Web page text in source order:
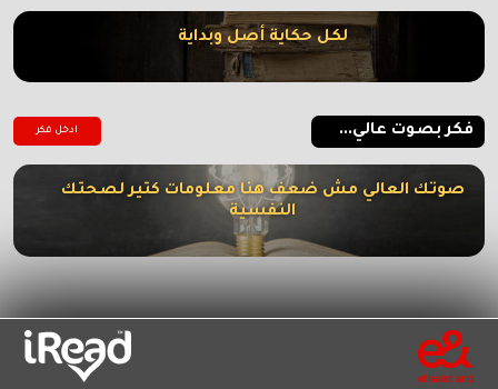
لكل حكاية أصل وبداية
فكر بصوت عالي... ادخل فكر
صوتك العالي مش ضعف هنا معلومات كتير لصحتك
النفسية